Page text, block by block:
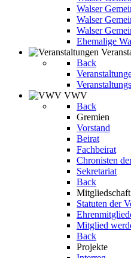
Walser
Walser
Walser
Ehemalige
Back
VWV
Back
Gremien
Vorstand
Beirat
Fachbeirat
Chronisten
Sekretariat
Back
Mitgliedschaft
Statuten der
Mitglied
Back
Projekte